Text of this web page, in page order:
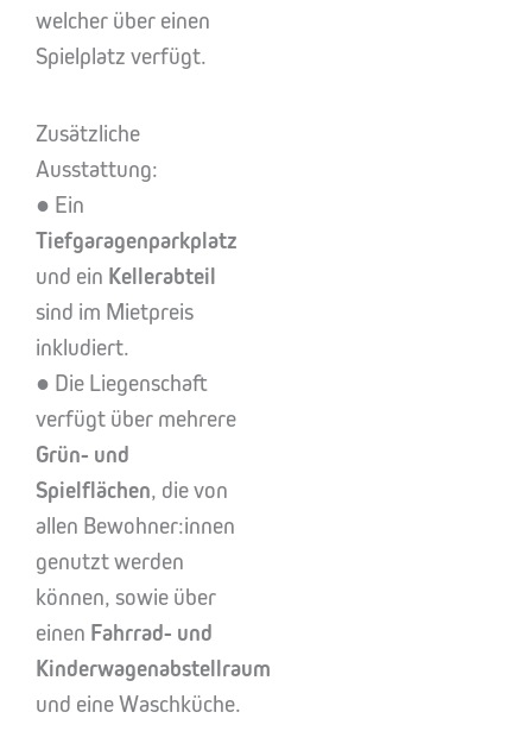
welcher über einen
Spielplatz verfügt.
Zusätzliche
Ausstattung:
● Ein
Tiefgaragenparkplatz
und ein Kellerabteil
sind im Mietpreis
inkludiert.
● Die Liegenschaft
verfügt über mehrere
Grün- und
Spielflächen, die von
allen Bewohner:innen
genutzt werden
können, sowie über
einen Fahrrad- und
Kinderwagenabstellraum
und eine Waschküche.